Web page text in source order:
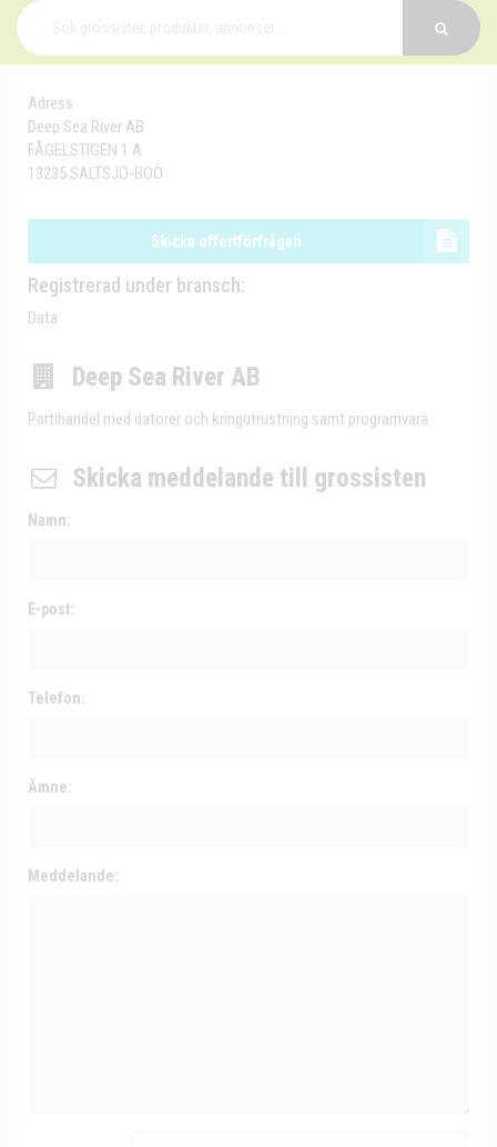
Adress:
Deep Sea River AB
FÅGELSTIGEN 1 A
13235 SALTSJÖ-BOO
Skicka offertförfrågan
Registrerad under bransch:
Data
Deep Sea River AB
Partihandel med datorer och kringutrustning samt programvara
Skicka meddelande till grossisten
Namn:
E-post:
Telefon:
Ämne:
Meddelande: